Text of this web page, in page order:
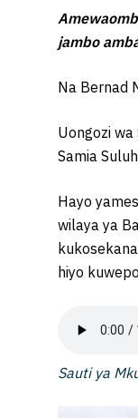
jambo
Na Bernad
Uongozi
Samia
Hayo
wilaya ya
hiyo
Sauti ya